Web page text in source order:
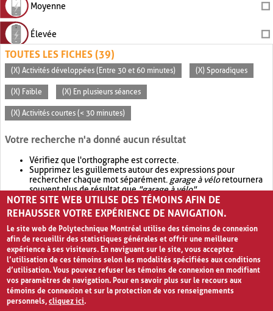
Moyenne
Élevée
TOUTES LES FICHES (39)
(X) Activités développées (Entre 30 et 60 minutes) (X) Sporadiques
(X) Faible (X) En plusieurs séances
(X) Activités courtes (< 30 minutes)
Votre recherche n'a donné aucun résultat
Vérifiez que l'orthographe est correcte.
Supprimez les guillemets autour des expressions pour
rechercher chaque mot séparément. garage à véloretournera
souvent plus de résultat que"garage à vélo".
Envisagez d'élargir votre recherche avec OR.garage OR vélo
retournera souvent plus de résultat quegarage à vélo
NOTRE SITE WEB UTILISE DES TÉMOINS AFIN DE
REHAUSSER VOTRE EXPÉRIENCE DE NAVIGATION.
Le site web de Polytechnique Montréal utilise des témoins de connexion
afin de recueillir des statistiques générales et offrir une meilleure
expérience à ses visiteurs. En naviguant sur le site, vous acceptez
l’utilisation de ces témoins selon les modalités spécifiées aux conditions
d’utilisation. Vous pouvez refuser les témoins de connexion en modifiant
vos paramètres de navigation. Pour en savoir plus sur le recours aux
témoins de connexion et sur la protection de vos renseignements
personnels,cliquez ici.